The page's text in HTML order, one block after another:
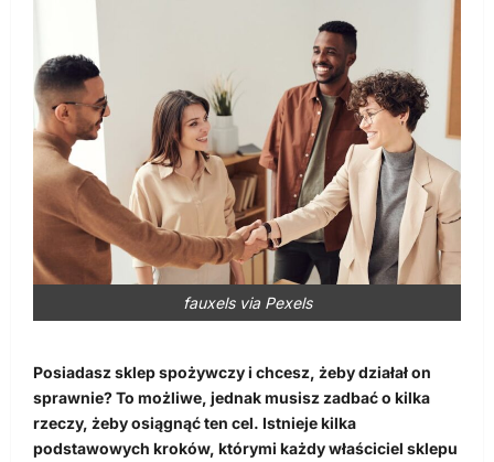
fauxels via Pexels
Posiadasz sklep spożywczy i chcesz, żeby działał on
sprawnie? To możliwe, jednak musisz zadbać o kilka
rzeczy, żeby osiągnąć ten cel. Istnieje kilka
podstawowych kroków, którymi każdy właściciel sklepu